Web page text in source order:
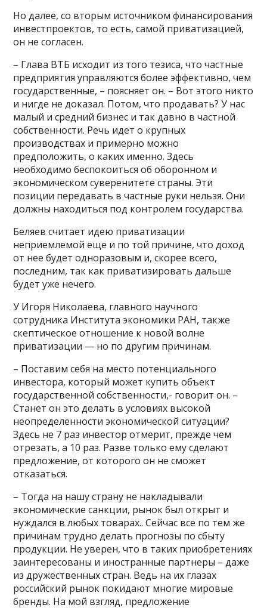
Но далее, со вторым источником финансирования
инвестпроектов, то есть, самой приватизацией,
он не согласен.
– Глава ВТБ исходит из того тезиса, что частные
предприятия управляются более эффективно, чем
государственные, – поясняет он. – Вот этого никто
и нигде не доказал. Потом, что продавать? У нас
малый и средний бизнес и так давно в частной
собственности. Речь идет о крупных
производствах и примерно можно
предположить, о каких именно. Здесь
необходимо беспокоиться об оборонном и
экономическом суверенитете страны. Эти
позиции передавать в частные руки нельзя. Они
должны находиться под контролем государства.
Беляев считает идею приватизации
неприемлемой еще и по той причине, что доход
от нее будет одноразовым и, скорее всего,
последним, так как приватизировать дальше
будет уже нечего.
У Игоря Николаева, главного научного
сотрудника Института экономики РАН, также
скептическое отношение к новой волне
приватизации — но по другим причинам.
– Поставим себя на место потенциального
инвестора, который может купить объект
государственной собственности,- говорит он. –
Станет он это делать в условиях высокой
неопределенности экономической ситуации?
Здесь не 7 раз инвестор отмерит, прежде чем
отрезать, а 10 раз. Разве только ему сделают
предложение, от которого он не сможет
отказаться.
– Тогда на нашу страну не накладывали
экономические санкции, рынок был открыт и
нуждался в любых товарах.. Сейчас все по тем же
причинам трудно делать прогнозы по сбыту
продукции. Не уверен, что в таких приобретениях
заинтересованы и иностранные партнеры – даже
из дружественных стран. Ведь на их глазах
российский рынок покидают многие мировые
бренды. На мой взгляд, предложение